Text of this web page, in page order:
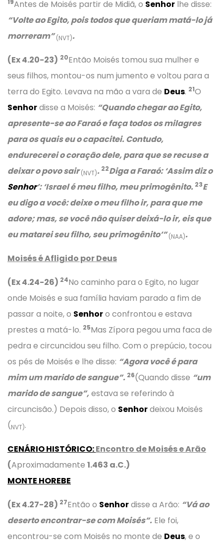
19Antes de Moisés partir de Midiã, o Senhor lhe disse:
“Volte ao Egito, pois todos que queriam matá-lo já
morreram”(NVT).
(Ex 4.20-23) 20Então Moisés tomou sua mulher e
seus filhos, montou-os num jumento e voltou para a
terra do Egito. Levava na mão a vara de Deus. 21O
Senhordisse a Moisés: “Quando chegar ao Egito,
apresente-se ao Faraó e faça todos os milagres
para os quais eu o capacitei. Contudo,
endurecerei o coração dele, para que se recuse a
deixar o povo sair(NVT). 22Diga a Faraó: ‘Assim diz o
Senhor’: ‘Israel é meu filho, meu primogênito. 23E
eu digo a você: deixe o meu filho ir, para que me
adore; mas, se você não quiser deixá-lo ir, eis que
eu matarei seu filho, seu primogênito’”(NAA).
Moisés é Afligido por Deus
(Ex 4.24-26) 24No caminho para o Egito, no lugar
onde Moisés e sua família haviam parado a fim de
passar a noite, o Senhoro confrontou e estava
prestes a matá-lo. 25Mas Zípora pegou uma faca de
pedra e circuncidou seu filho. Com o prepúcio, tocou
os pés de Moisés e lhe disse: “Agora você é para
mim um marido de sangue”. 26(Quando disse “um
marido de sangue”,estava se referindo à
circuncisão.) Depois disso, o Senhordeixou Moisés
(NVT).
CENÁRIO HISTÓRICO:Encontro de Moisés e Arão
(Aproximadamente 1.463 a.C.)
MONTE HOREBE
(Ex 4.27-28) 27Então o Senhordisse a Arão: “Vá ao
deserto encontrar-se com Moisés”. Ele foi,
encontrou-se com Moisés no monte de Deus, e o